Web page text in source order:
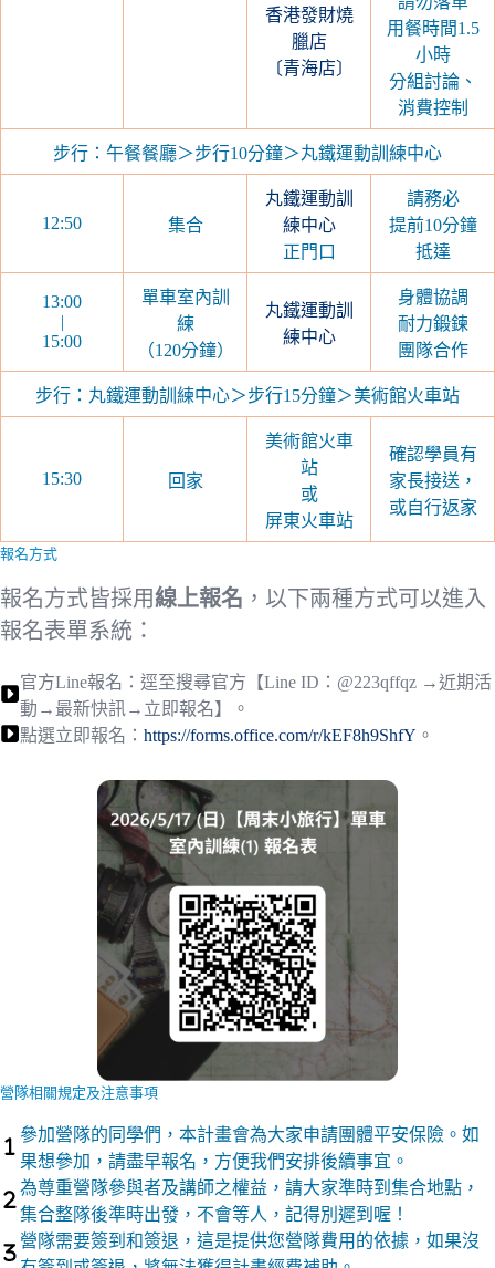
香港發財燒
臘店
〔青海店〕
用餐時間1.5
小時
分組討論、
消費控制
步行：午餐餐廳＞步行10分鐘＞丸鐵運動訓練中心
12:50 集合
丸鐵運動訓
練中心
正門口
請務必
提前10分鐘
抵達
13:00
|
15:00
單車室內訓
練
（120分鐘）
丸鐵運動訓
練中心
身體協調
耐力鍛鍊
團隊合作
步行：丸鐵運動訓練中心＞步行15分鐘＞美術館火車站
15:30 回家
美術館火車
站
或
屏東火車站
確認學員有
家長接送，
或自行返家
報名方式
報名方式皆採用線上報名 ，以下兩種方式可以進入
報名表單系統：
官方Line報名：逕至搜尋官方【Line ID：@223qffqz →近期活
動→最新快訊→立即報名】。
點選立即報名： https://forms.office.com/r/kEF8h9ShfY 。
營隊相關規定及注意事項
參加營隊的同學們，本計畫會為大家申請團體平安保險。如
果想參加，請盡早報名，方便我們安排後續事宜。
為尊重營隊參與者及講師之權益，請大家準時到集合地點，
集合整隊後準時出發，不會等人，記得別遲到喔！
營隊需要簽到和簽退，這是提供您營隊費用的依據，如果沒